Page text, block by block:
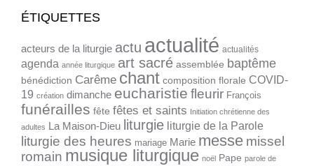
ÉTIQUETTES
acteurs de la liturgie actu actualité actualités
agenda année liturgique art sacré assemblée baptême
bénédiction Carême chant composition florale COVID-
19 création dimanche eucharistie fleurir François
funérailles fête fêtes et saints
Initiation chrétienne des
adultes La Maison-Dieu liturgie liturgie de la Parole
liturgie des heures mariage Marie messe missel
romain musique liturgique noël Pape parole de